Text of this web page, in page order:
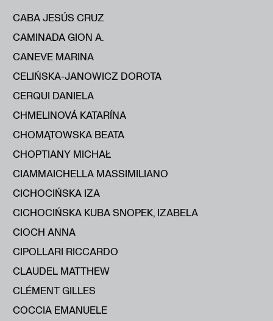
CABA JESÚS CRUZ
CAMINADA GION A.
CANEVE MARINA
CELIŃSKA-JANOWICZ DOROTA
CERQUI DANIELA
CHMELINOVÁ KATARÍNA
CHOMĄTOWSKA BEATA
CHOPTIANY MICHAŁ
CIAMMAICHELLA MASSIMILIANO
CICHOCIŃSKA IZA
CICHOCIŃSKA KUBA SNOPEK, IZABELA
CIOCH ANNA
CIPOLLARI RICCARDO
CLAUDEL MATTHEW
CLÉMENT GILLES
COCCIA EMANUELE